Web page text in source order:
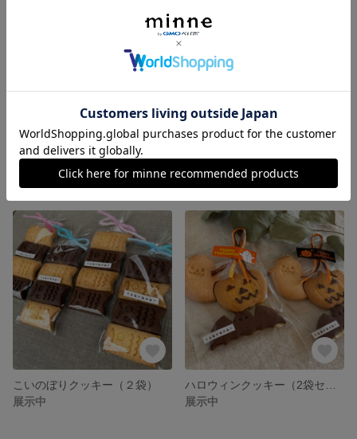
ハートのクッキー（2袋）
こいのぼりクッキー（２袋）
展示中
展示中